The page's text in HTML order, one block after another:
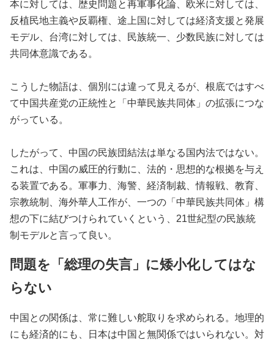
本に対しては、歴史問題と再軍事化論、欧米に対しては、
反植民地主義や反覇権、途上国に対しては経済支援と発展
モデル、台湾に対しては、民族統一、少数民族に対しては
共同体意識である。
こうした物語は、個別には違って見えるが、根底ではすべ
て中国共産党の正統性と「中華民族共同体」の拡張につな
がっている。
したがって、中国の民族団結法は単なる国内法ではない。
これは、中国の威圧的行動に、法的・思想的な根拠を与え
る装置である。軍事力、海警、経済制裁、情報戦、教育、
宗教統制、海外華人工作が、一つの「中華民族共同体」構
想の下に結びつけられていくという、21世紀型の民族統
制モデルと言って良い。
問題を「総理の失言」に矮小化してはな
らない
中国との関係は、常に難しい舵取りを求められる。地理的
にも経済的にも、日本は中国と無関係ではいられない。対